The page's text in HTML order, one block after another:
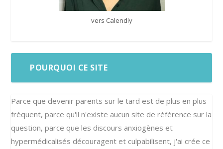
vers Calendly
POURQUOI CE SITE
Parce que devenir parents sur le tard est de plus en plus
fréquent, parce qu'il n'existe aucun site de référence sur la
question, parce que les discours anxiogènes et
hypermédicalisés découragent et culpabilisent, j'ai crée ce